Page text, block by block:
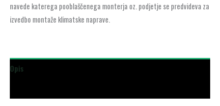
navede katerega pooblaščenega monterja oz. podjetje se predvideva za
izvedbo montaže klimatske naprave.
Opis